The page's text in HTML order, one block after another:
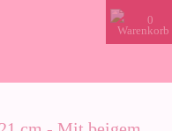
0